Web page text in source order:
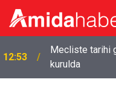
12:53
Mecliste tarihi
kurulda